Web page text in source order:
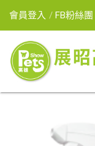
會員登入 FB粉絲團